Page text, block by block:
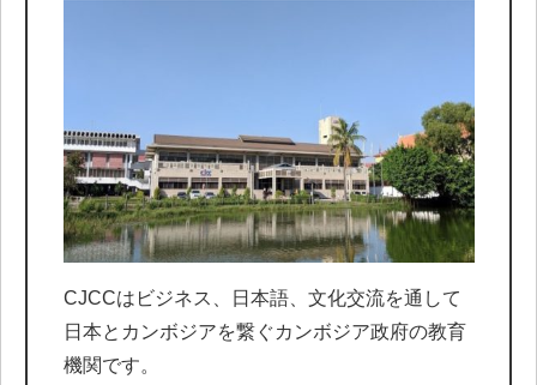
CJCCはビジネス、日本語、文化交流を通して
日本とカンボジアを繋ぐカンボジア政府の教育
機関です。